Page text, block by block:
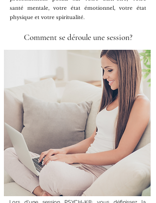
santé mentale, votre état émotionnel, votre état
physique et votre spiritualité.
Comment se déroule une session?